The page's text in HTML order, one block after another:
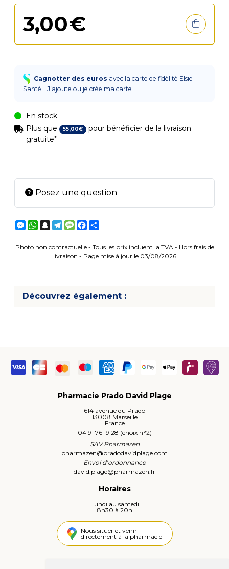
3,00€
Cagnotter des euros avec la carte de fidélité Elsie
Santé
J’ajoute ou je crée ma carte
En stock
Plus que
55,00€ pour bénéficier de la livraison
gratuite*
Posez une question
Messenger
WhatsApp
Snapchat
Telegram
MessageFacebook
Photo non contractuelle - Tous les prix incluent la TVA - Hors frais de
livraison - Page mise à jour le 03/08/2026
Découvrez également :
Pharmacie Prado David Plage
614 avenue du Prado
13008 Marseille
France
04 91 76 19 28 (choix n°2)
SAV Pharmazen
pharmazen@pradodavidplage.com
Envoi d’ordonnance
david.plage@pharmazen.fr
Horaires
Lundi au samedi
8h30 à 20h
Nous situer et venir
directement à la pharmacie